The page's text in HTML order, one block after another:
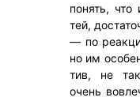
по­нять,
тей,
— по
но им
тив, не
очень